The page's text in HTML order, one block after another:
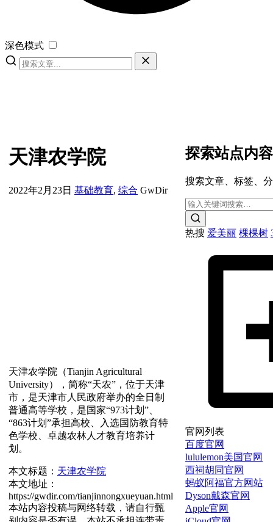
深色模式
天津农学院
2022年2月23日 基础教育, 综合 GwDir
天津农学院（Tianjin Agricultural
University），简称“天农”，位于天津
市，是天津市人民政府举办的全日制
普通高等学校，是国家“973计划”、
“863计划”承担高校、入选国防教育特
色学校、卓越农林人才教育培养计
划。
本文标题： 天津农学院
本文地址：
https://gwdir.com/tianjinnongxueyuan.html
本站内容投稿与网络转载，请自行甄
探索站点内容
搜索文章、标签、
热搜 爱美丽 棵棵树
官网列表
百度官网
lululemon美国官网
西祠胡同官网
蚂蚁阿福官方网站
Dyson戴森官网
Apple官网